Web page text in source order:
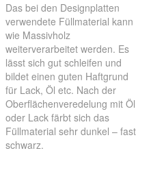
Das bei den Designplatten
verwendete Füllmaterial kann
wie Massivholz
weiterverarbeitet werden. Es
lässt sich gut schleifen und
bildet einen guten Haftgrund
für Lack, Öl etc. Nach der
Oberflächenveredelung mit Öl
oder Lack färbt sich das
Füllmaterial sehr dunkel – fast
schwarz.